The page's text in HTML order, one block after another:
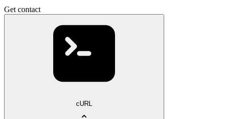
Get contact
cURL